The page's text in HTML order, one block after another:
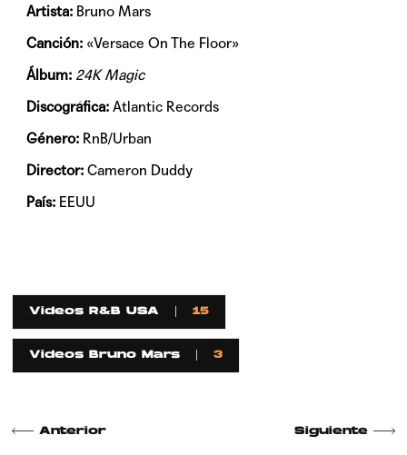
Artista: Bruno Mars
Canción: «Versace On The Floor»
Álbum: 24K Magic
Discográfica: Atlantic Records
Género: RnB/Urban
Director: Cameron Duddy
País: EEUU
Videos R&B USA 15
Videos Bruno Mars 3
Anterior Siguiente